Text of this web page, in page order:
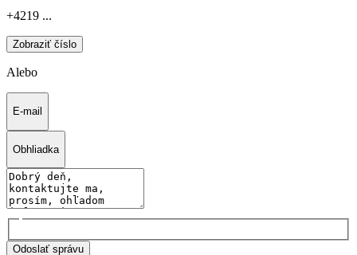
+4219 ...
Zobraziť číslo
Alebo
E-mail
Obhliadka
Odoslať správu